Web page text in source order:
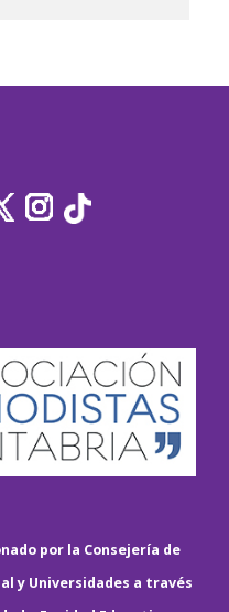
por la Consejería de
y Universidades a través